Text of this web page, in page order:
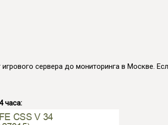
игрового сервера до мониторинга в Москве.
часа: